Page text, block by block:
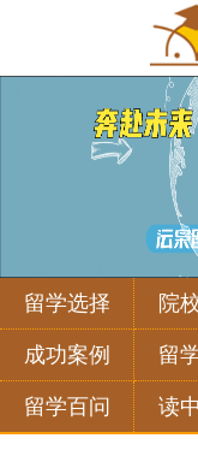
留学选择 院
成功案例 留
留学百问 读